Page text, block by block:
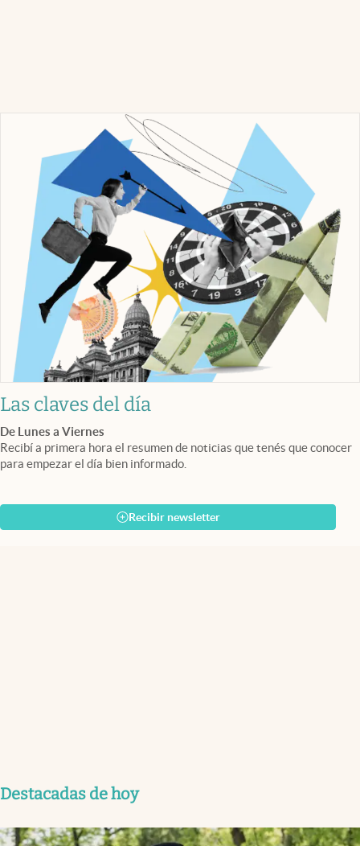
Las claves del día
De Lunes a Viernes
Recibí a primera hora el resumen de noticias que tenés que conocer
para empezar el día bien informado.
Recibir newsletter
Destacadas de hoy